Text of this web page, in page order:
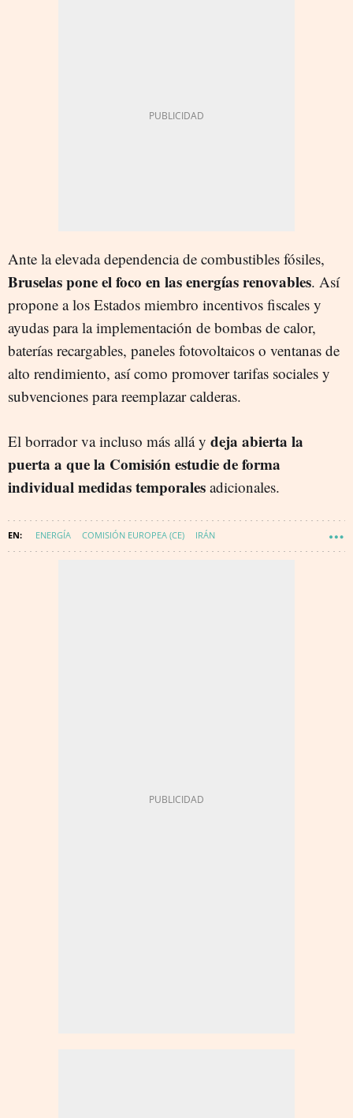
Ante la elevada dependencia de combustibles fósiles,
Bruselas pone el foco en las energías renovables. Así
propone a los Estados miembro incentivos fiscales y
ayudas para la implementación de bombas de calor,
baterías recargables, paneles fotovoltaicos o ventanas de
alto rendimiento, así como promover tarifas sociales y
subvenciones para reemplazar calderas.
El borrador va incluso más allá y deja abierta la
puerta a que la Comisión estudie de forma
individual medidas temporales adicionales.
ENERGÍA COMISIÓN EUROPEA (CE) IRÁN